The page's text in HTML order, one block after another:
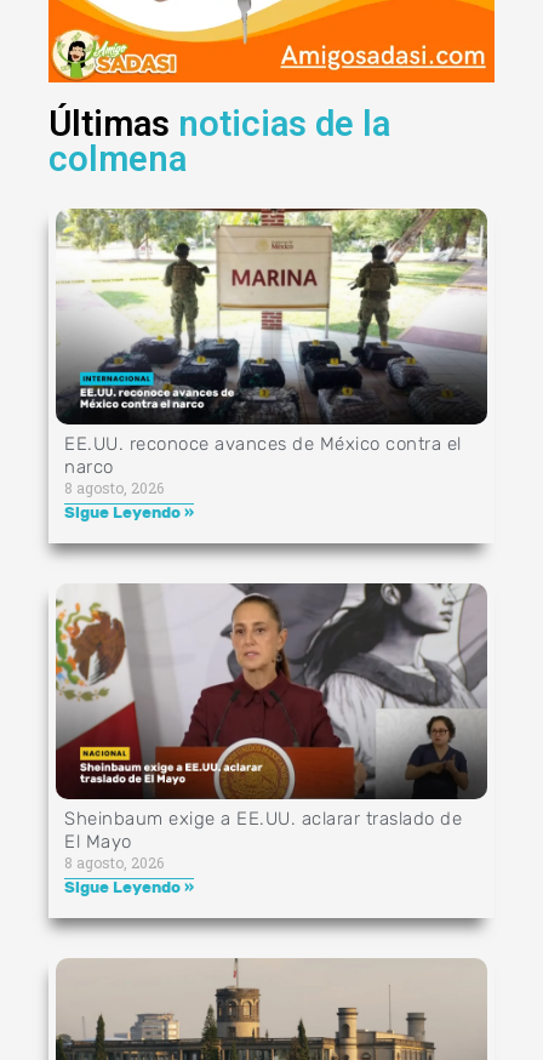
Últimas noticias de la
colmena
EE.UU. reconoce avances de México contra el
narco
8 agosto, 2026
Sigue Leyendo »
Sheinbaum exige a EE.UU. aclarar traslado de
El Mayo
8 agosto, 2026
Sigue Leyendo »